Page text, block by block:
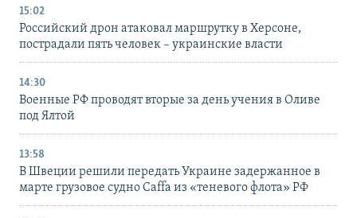
15:02
Российский дрон атаковал маршрутку в Херсоне,
пострадали пять человек – украинские власти
14:30
Военные РФ проводят вторые за день учения в Оливе
под Ялтой
13:58
В Швеции решили передать Украине задержанное в
марте грузовое судно Caffa из «теневого флота» РФ